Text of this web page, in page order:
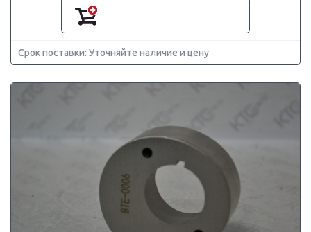
Срок поставки: Уточняйте наличие и цену